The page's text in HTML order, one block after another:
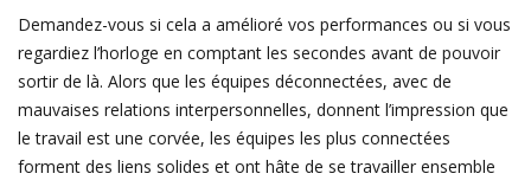
Demandez-vous si cela a amélioré vos performances ou si vous
regardiez l’horloge en comptant les secondes avant de pouvoir
sortir de là. Alors que les équipes déconnectées, avec de
mauvaises relations interpersonnelles, donnent l’impression que
le travail est une corvée, les équipes les plus connectées
forment des liens solides et ont hâte de se travailler ensemble